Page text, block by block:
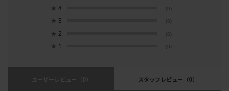
★ 4 (0)
★ 3 (0)
★ 2 (0)
★ 1 (0)
ユーザーレビュー （0） スタッフレビュー （0）